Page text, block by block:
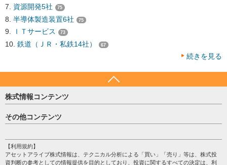
資源開発5社 75
半導体製造装置6社 75
ＩＴサービス 73
鉄道（ＪＲ・私鉄14社） 67
続きを見る
株式情報コンテンツ
日経平均
売買シグナル
株テーマ情報
海外市況
その他コンテンツ
個人情報保護方針
プライバシーポリシー
【利用規約】
アセットアライブ株式情報は、テクニカル分析による「買い」「売り」等は、株式投
資判断の参考としての情報提供を目的としており、投資に関するすべての決定は、利